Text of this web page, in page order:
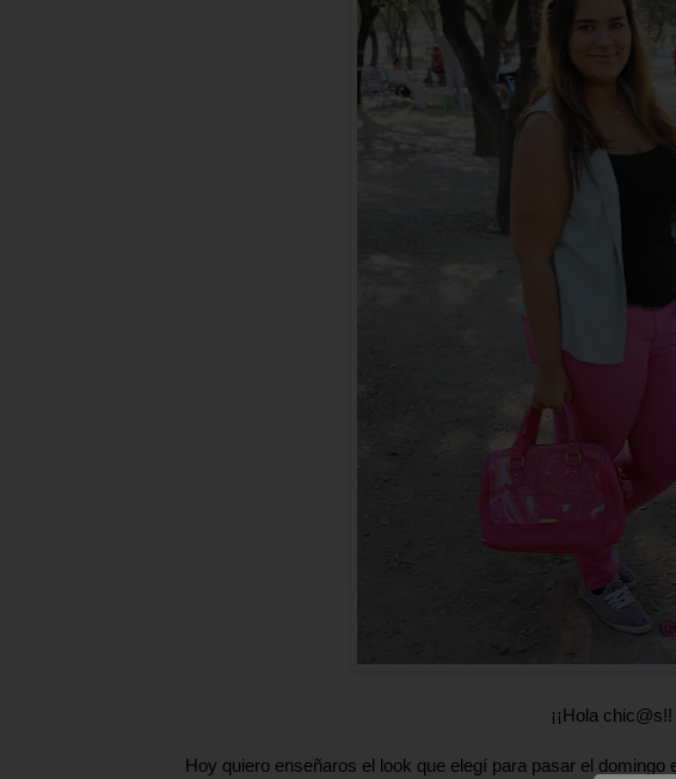
¡¡Hola chic@s!!
Hoy quiero enseñaros el look que elegí para pasar el